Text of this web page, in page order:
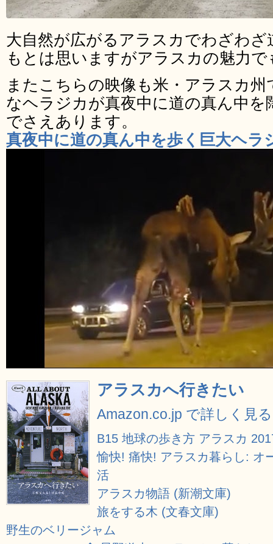
大自然が広がるアラスカでわざわ
もとは思いますがアラスカの魅力
またこちらの映像も米・アラスカ
なヘラジカが真夜中に道の真ん中を
でさえあります。
真夜中に道の真ん中を歩く巨大ヘラ
アラスカへ行きたい
Amazon.co.jp で詳しく見る
B15 地球の歩き方 アラスカ
愉快! 痛快! アラスカ暮らし: オ
活
アラスカ物語 (新潮文庫)
旅をする木 (文春文庫)
野生のベリージャム